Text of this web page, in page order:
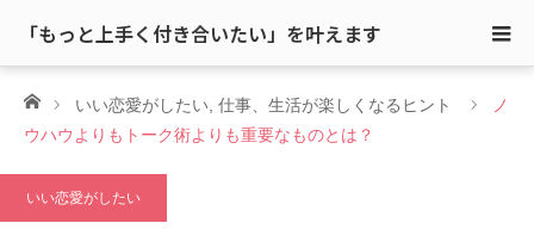
「もっと上手く付き合いたい」を叶えます
ホームいい恋愛がしたい 仕事、生活が楽しくなるヒント
ノ
ウハウよりもトーク術よりも重要なものとは？
いい恋愛がしたい